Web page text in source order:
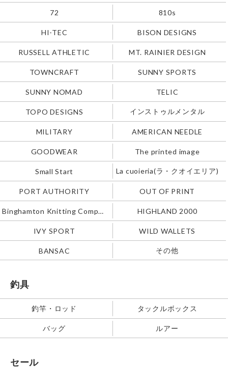
72 810s
HI-TEC BISON DESIGNS
RUSSELL ATHLETIC MT. RAINIER DESIGN
TOWNCRAFT SUNNY SPORTS
SUNNY NOMAD TELIC
TOPO DESIGNS インストゥルメンタル
MILITARY AMERICAN NEEDLE
GOODWEAR The printed image
Small Start La cuoieria(ラ・クオイエリア)
PORT AUTHORITY OUT OF PRINT
Binghamton Knitting Company HIGHLAND 2000
IVY SPORT WILD WALLETS
BANSAC その他
釣具
釣竿・ロッド タックルボックス
バッグ ルアー
セール